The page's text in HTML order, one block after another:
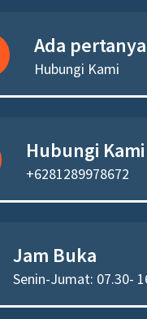
Ada
Hubungi Kami
Hubungi
+6281289978672
Jam Buka
Senin-Jumat: 07.30-